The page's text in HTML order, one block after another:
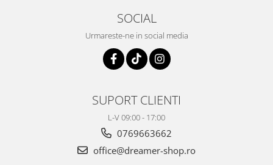
SOCIAL
Urmareste-ne in social media
SUPORT CLIENTI
L-V 09:00 - 17:00
0769663662
office@dreamer-shop.ro